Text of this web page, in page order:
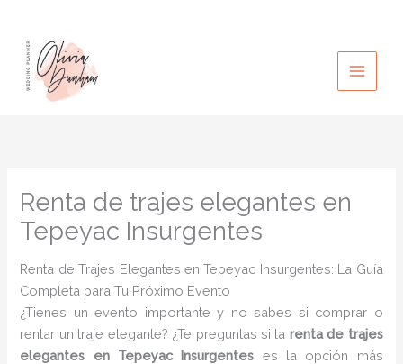
contenido
Renta de trajes elegantes en
Tepeyac Insurgentes
Renta de Trajes Elegantes en Tepeyac Insurgentes: La Guía
Completa para Tu Próximo Evento
¿Tienes un evento importante y no sabes si comprar o
rentar un traje elegante? ¿Te preguntas si la renta de trajes
elegantes en Tepeyac Insurgentes es la opción más